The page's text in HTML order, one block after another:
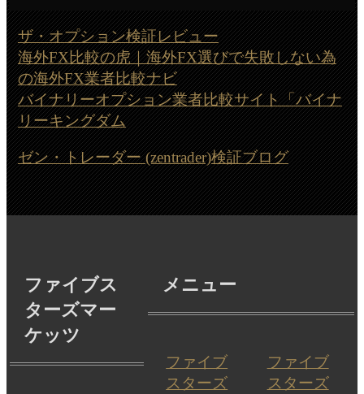
ザ・オプション検証レビュー
海外FX比較の虎｜海外FX選びで失敗しない為
の海外FX業者比較ナビ
バイナリーオプション業者比較サイト「バイナ
リーキングダム
ゼン・トレーダー (zentrader)検証ブログ
ファイブス
ターズマー
ケッツ
メニュー
ファイブ
スターズ
ファイブ
スターズ